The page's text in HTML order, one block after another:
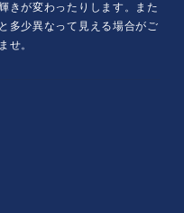
きが変わったりします。また
多少異なって見える場合がご
せ。